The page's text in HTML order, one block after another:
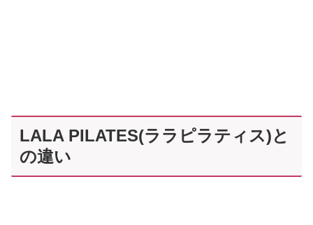
LALA PILATES(ララピラティス)と
の違い